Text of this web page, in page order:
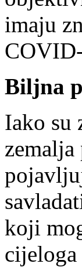
imaju
Biljna
Iako su
koji
cijeloga